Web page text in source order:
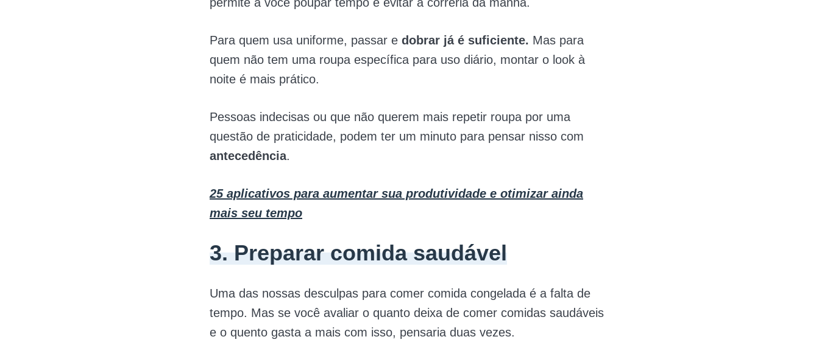
Para quem usa uniforme, passar e dobrar já é suficiente. Mas para
quem não tem uma roupa específica para uso diário, montar o look à
noite é mais prático.
Pessoas indecisas ou que não querem mais repetir roupa por uma
questão de praticidade, podem ter um minuto para pensar nisso com
antecedência.
25 aplicativos para aumentar sua produtividade e otimizar ainda
mais seu tempo
3. Preparar comida saudável
Uma das nossas desculpas para comer comida congelada é a falta de
tempo. Mas se você avaliar o quanto deixa de comer comidas saudáveis
e o quento gasta a mais com isso, pensaria duas vezes.